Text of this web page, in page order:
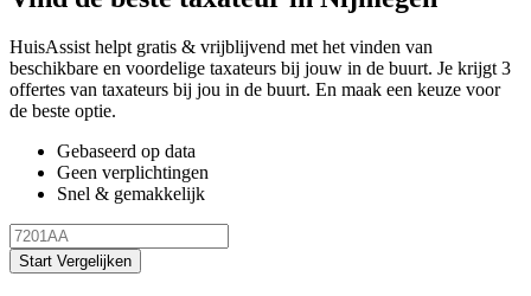
HuisAssist helpt gratis & vrijblijvend met het vinden van
beschikbare en voordelige taxateurs bij jouw in de buurt. Je krijgt 3
offertes van taxateurs bij jou in de buurt. En maak een keuze voor
de beste optie.
Gebaseerd op data
Geen verplichtingen
Snel & gemakkelijk
Start Vergelijken